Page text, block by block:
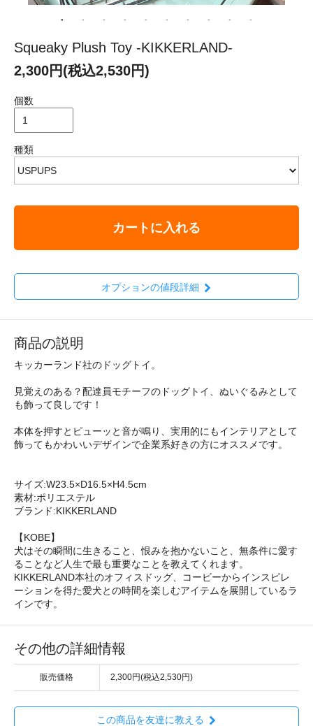
Squeaky Plush Toy -KIKKERLAND-
2,300円(税込2,530円)
個数
種類
カートに入れる
オプションの値段詳細
商品の説明
キッカーランド社のドッグトイ。
見覚えのある？配達員モチーフのドッグトイ、ぬいぐるみとして
も飾って良しです！
本体を押すとピューッと音が鳴り、実用的にもインテリアとして
飾ってもかわいいデザインで企業系好きの方にオススメです。
サイズ:W23.5×D16.5×H4.5cm
素材:ポリエステル
ブランド:KIKKERLAND
【KOBE】
犬はその瞬間に生きること、恨みを抱かないこと、無条件に愛す
ることなど人生で最も重要なことを教えてくれます。
KIKKERLAND本社のオフィスドッグ、コービーからインスピレ
ーションを得た愛犬との時間を楽しむアイテムを展開しているラ
インです。
その他の詳細情報
販売価格 2,300円(税込2,530円)
この商品を友達に教える